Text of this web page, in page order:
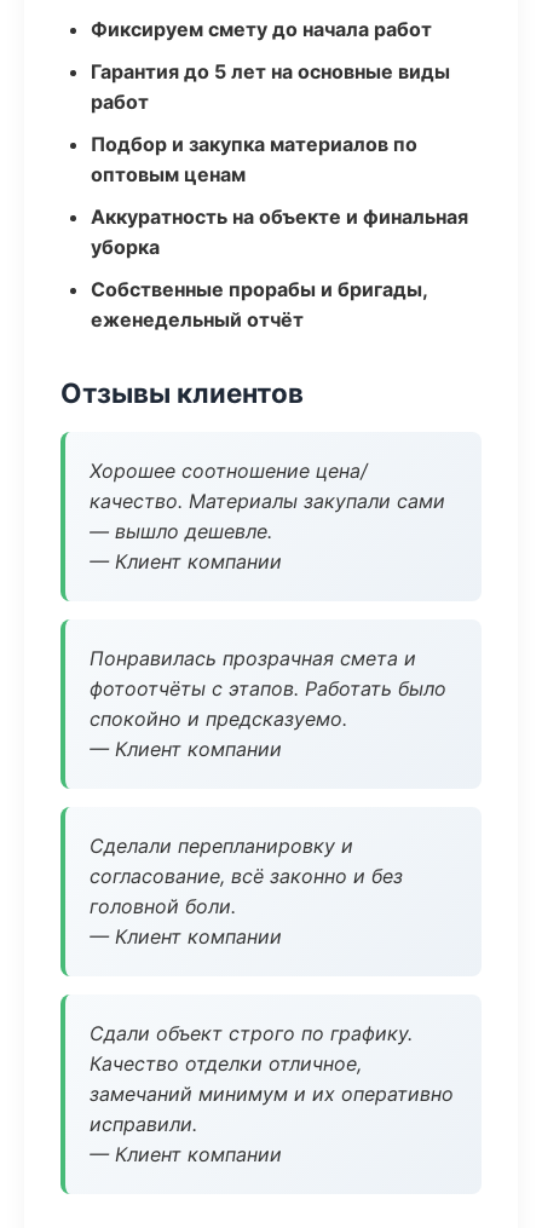
Фиксируем смету до начала работ
Гарантия до 5 лет на основные виды
работ
Подбор и закупка материалов по
оптовым ценам
Аккуратность на объекте и финальная
уборка
Собственные прорабы и бригады,
еженедельный отчёт
Отзывы клиентов
Хорошее соотношение цена/
качество. Материалы закупали сами
— вышло дешевле.
— Клиент компании
Понравилась прозрачная смета и
фотоотчёты с этапов. Работать было
спокойно и предсказуемо.
— Клиент компании
Сделали перепланировку и
согласование, всё законно и без
головной боли.
— Клиент компании
Сдали объект строго по графику.
Качество отделки отличное,
замечаний минимум и их оперативно
исправили.
— Клиент компании